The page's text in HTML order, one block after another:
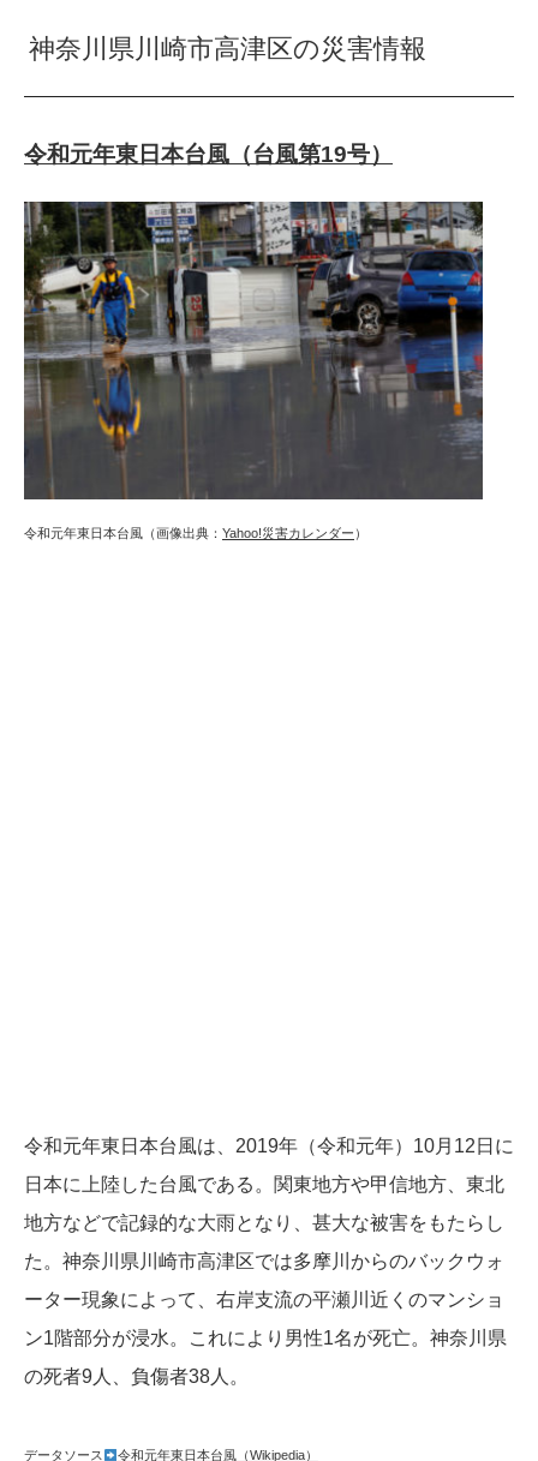
神奈川県川崎市高津区の災害情報
令和元年東日本台風（台風第19号）
令和元年東日本台風（画像出典： Yahoo!災害カレンダー ）
令和元年東日本台風は、2019年（令和元年）10月12日に
日本に上陸した台風である。関東地方や甲信地方、東北
地方などで記録的な大雨となり、甚大な被害をもたらし
た。神奈川県川崎市高津区では多摩川からのバックウォ
ーター現象によって、右岸支流の平瀬川近くのマンショ
ン1階部分が浸水。これにより男性1名が死亡。神奈川県
の死者9人、負傷者38人。
データソース 令和元年東日本台風（Wikipedia）